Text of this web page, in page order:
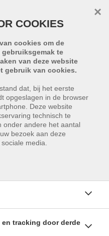
IS VERKOCHT
COOKIES
cookies om de
te
van deze website
gebruik van cookies.
dat, bij het eerste
opgeslagen in de browser
Deze website
technisch te
onder andere het aantal
bezoek aan deze
media.
×
tracking door derde